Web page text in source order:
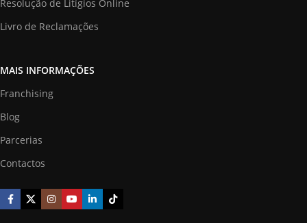
Resolução de Litígios Online
Livro de Reclamações
MAIS INFORMAÇÕES
Franchising
Blog
Parcerias
Contactos